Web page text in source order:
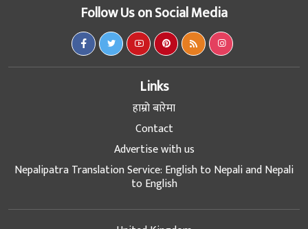
Follow Us on Social Media
Links
हाम्रो बारेमा
Contact
Advertise with us
Nepalipatra Translation Service: English to Nepali and Nepali
to English